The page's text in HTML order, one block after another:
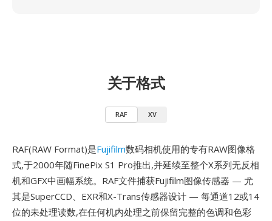
关于格式
RAF XV
RAF(RAW Format)是Fujifilm数码相机使用的专有RAW图像格
式,于2000年随FinePix S1 Pro推出,并延续至整个X系列无反相
机和GFX中画幅系统。RAF文件捕获Fujifilm图像传感器 — 尤
其是SuperCCD、EXR和X-Trans传感器设计 — 每通道12或14
位的未处理读数,在任何机内处理之前保留完整的色调和色彩